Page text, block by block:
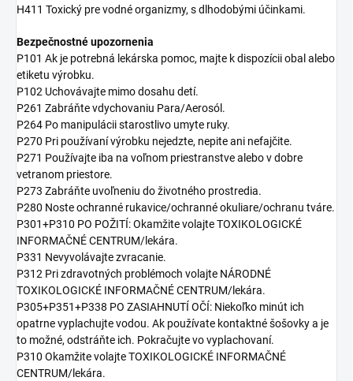
H411 Toxický pre vodné organizmy, s dlhodobými účinkami.
Bezpečnostné upozornenia
P101 Ak je potrebná lekárska pomoc, majte k dispozícii obal alebo
etiketu výrobku.
P102 Uchovávajte mimo dosahu detí.
P261 Zabráňte vdychovaniu Para/Aerosól.
P264 Po manipulácii starostlivo umyte ruky.
P270 Pri používaní výrobku nejedzte, nepite ani nefajčite.
P271 Používajte iba na voľnom priestranstve alebo v dobre
vetranom priestore.
P273 Zabráňte uvoľneniu do životného prostredia.
P280 Noste ochranné rukavice/ochranné okuliare/ochranu tváre.
P301+P310 PO POŽITÍ: Okamžite volajte TOXIKOLOGICKÉ
INFORMAČNÉ CENTRUM/lekára.
P331 Nevyvolávajte zvracanie.
P312 Pri zdravotných problémoch volajte NÁRODNÉ
TOXIKOLOGICKÉ INFORMAČNÉ CENTRUM/lekára.
P305+P351+P338 PO ZASIAHNUTÍ OČÍ: Niekoľko minút ich
opatrne vyplachujte vodou. Ak používate kontaktné šošovky a je
to možné, odstráňte ich. Pokračujte vo vyplachovaní.
P310 Okamžite volajte TOXIKOLOGICKÉ INFORMAČNÉ
CENTRUM/lekára.